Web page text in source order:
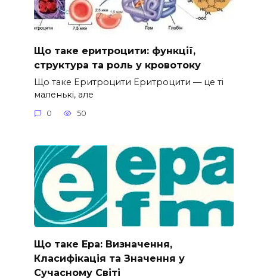
Що таке еритроцити: функції,
структура та роль у кровотоку
Що таке Еритроцити Еритроцити — це ті
маленькі, але
0 50
Що таке Ера: Визначення,
Класифікація та Значення у
Сучасному Світі